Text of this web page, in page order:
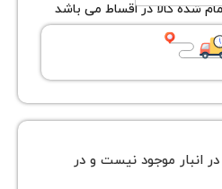
اقساط می باشد
نیست و در